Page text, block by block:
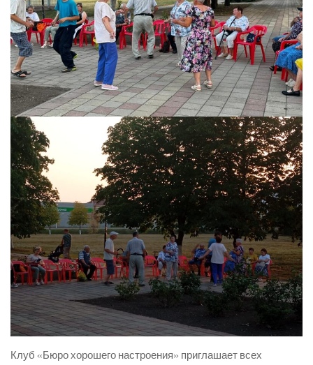
Клуб «Бюро хорошего настроения» приглашает всех